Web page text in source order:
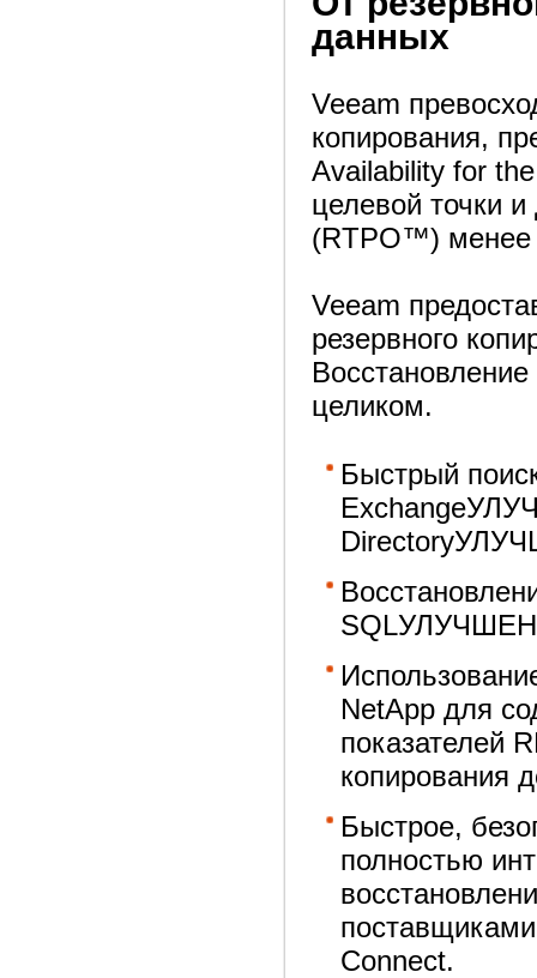
данных
Veeam
копирования,
Availability for
целевой точки
(RTPO™) менее
Veeam
резервного
целиком.
Быстрый
NetApp для
показателей
копирования
Быстрое,
полностью
Connect.